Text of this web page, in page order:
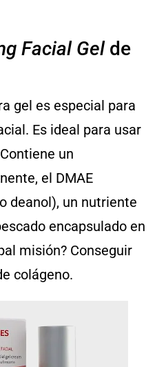
Facial Gelde
gel es especial para
Es ideal para usar
un
el DMAE
deanol), un nutriente
encapsulado en
misión? Conseguir
colágeno.